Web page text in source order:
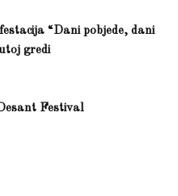
“Dani pobjede, dani
gredi
Festival